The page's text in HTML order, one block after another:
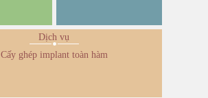
Dịch vụ
Cấy ghép implant toàn hàm